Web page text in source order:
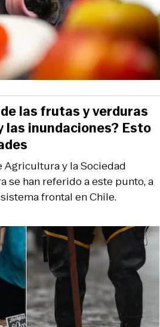
y la Sociedad
se han referido a este punto, a
frontal en Chile.
las frutas y verduras
inundaciones? Esto